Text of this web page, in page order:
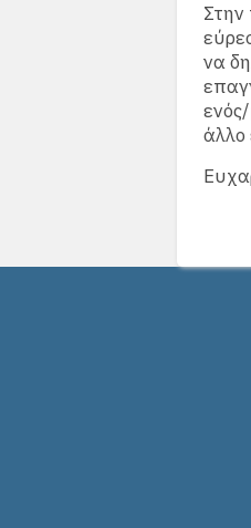
Στην
να
άλλο